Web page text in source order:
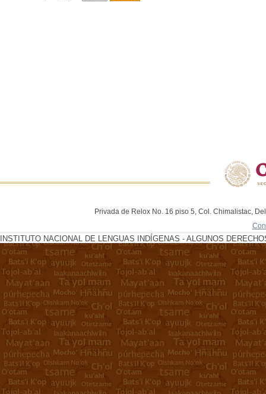
Privada de Relox No. 16 piso 5, Col. Chimalistac,
INSTITUTO NACIONAL DE LENGUAS INDÍGENAS - ALGUNOS